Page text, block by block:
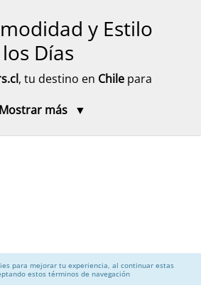
para mejorar tu experiencia, al continuar estas
estos términos de navegación
y Estilo
Días
, tu destino en Chile para
encontrarás modelos pensados
selección decalzado para mujer
Mostrar más